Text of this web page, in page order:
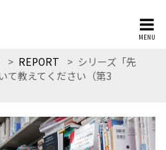
MENU
> REPORT > シリーズ「先
て教えてください（第3